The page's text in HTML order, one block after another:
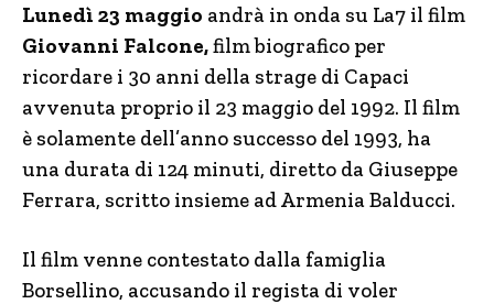
Lunedì 23 maggio andrà in onda su La7 il film
Giovanni Falcone,film biografico per
ricordare i 30 anni della strage di Capaci
avvenuta proprio il 23 maggio del 1992. Il film
è solamente dell’anno successo del 1993, ha
una durata di 124 minuti, diretto da Giuseppe
Ferrara, scritto insieme ad Armenia Balducci.
Il film venne contestato dalla famiglia
Borsellino, accusando il regista di voler